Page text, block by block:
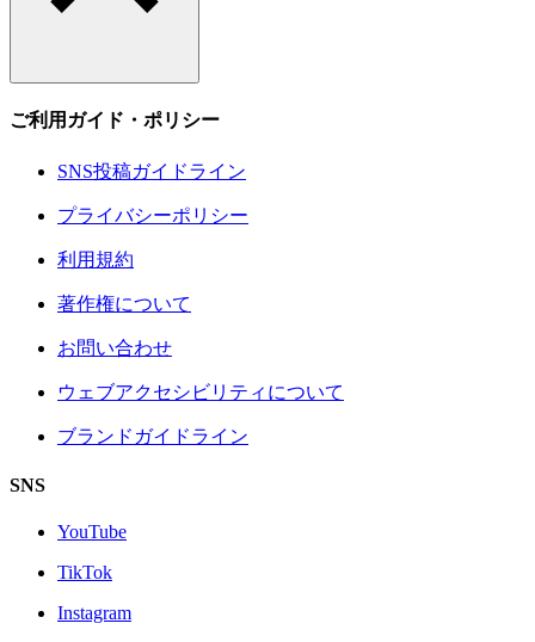
ご利用ガイド・ポリシー
SNS投稿ガイドライン
プライバシーポリシー
利用規約
著作権について
お問い合わせ
ウェブアクセシビリティについて
ブランドガイドライン
SNS
YouTube
TikTok
Instagram